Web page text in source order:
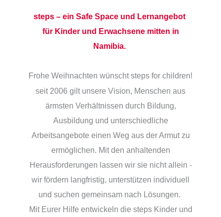
steps – ein Safe Space und Lernangebot
für Kinder und Erwachsene mitten in
Namibia.
Frohe Weihnachten wünscht steps for children!
seit 2006 gilt unsere Vision, Menschen aus
ärmsten Verhältnissen durch Bildung,
Ausbildung und unterschiedliche
Arbeitsangebote einen Weg aus der Armut zu
ermöglichen. Mit den anhaltenden
Herausforderungen lassen wir sie nicht allein -
wir fördern langfristig, unterstützen individuell
und suchen gemeinsam nach Lösungen.
Mit Eurer Hilfe entwickeln die steps Kinder und